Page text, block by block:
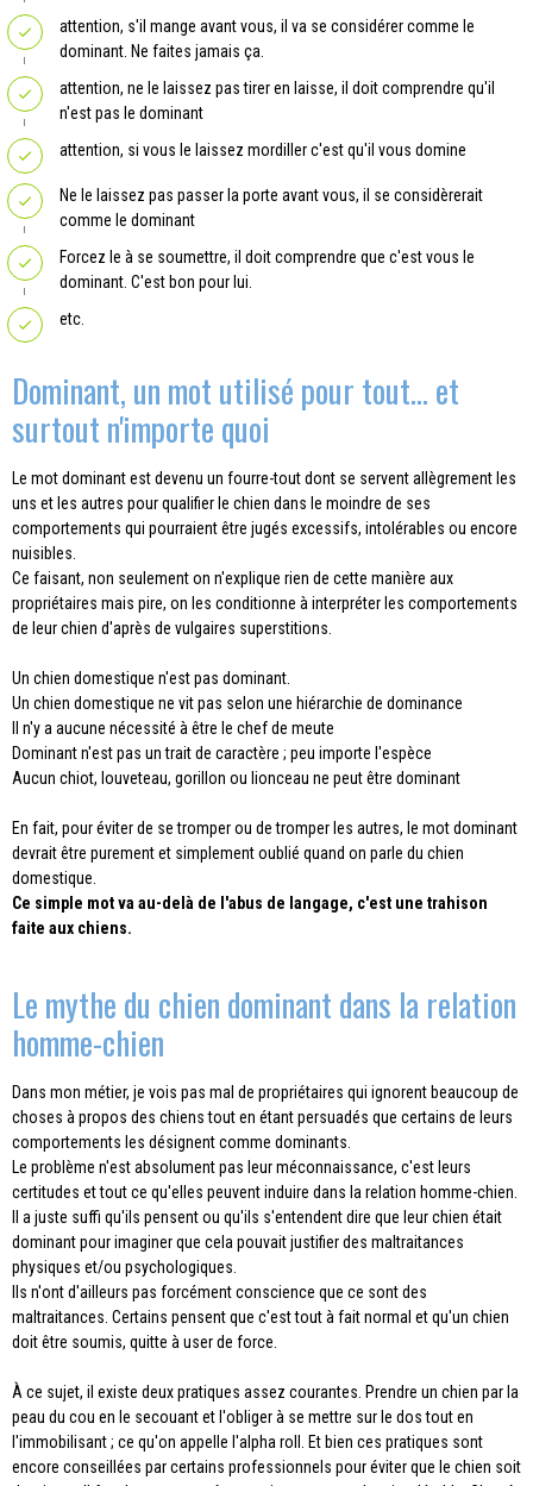
attention, s'il mange avant vous, il va se considérer comme le
dominant. Ne faites jamais ça.
attention, ne le laissez pas tirer en laisse, il doit comprendre qu'il
n'est pas le dominant
attention, si vous le laissez mordiller c'est qu'il vous domine
Ne le laissez pas passer la porte avant vous, il se considèrerait
comme le dominant
Forcez le à se soumettre, il doit comprendre que c'est vous le
dominant. C'est bon pour lui.
etc.
Dominant, un mot utilisé pour tout... et
surtout n'importe quoi
Le mot dominant est devenu un fourre-tout dont se servent allègrement les
uns et les autres pour qualifier le chien dans le moindre de ses
comportements qui pourraient être jugés excessifs, intolérables ou encore
nuisibles.
Ce faisant, non seulement on n'explique rien de cette manière aux
propriétaires mais pire, on les conditionne à interpréter les comportements
de leur chien d'après de vulgaires superstitions.
Un chien domestique n'est pas dominant.
Un chien domestique ne vit pas selon une hiérarchie de dominance
Il n'y a aucune nécessité à être le chef de meute
Dominant n'est pas un trait de caractère ; peu importe l'espèce
Aucun chiot, louveteau, gorillon ou lionceau ne peut être dominant
En fait, pour éviter de se tromper ou de tromper les autres, le mot dominant
devrait être purement et simplement oublié quand on parle du chien
domestique.
Ce simple mot va au-delà de l'abus de langage, c'est une trahison
faite aux chiens.
Le mythe du chien dominant dans la relation
homme-chien
Dans mon métier, je vois pas mal de propriétaires qui ignorent beaucoup de
choses à propos des chiens tout en étant persuadés que certains de leurs
comportements les désignent comme dominants.
Le problème n'est absolument pas leur méconnaissance, c'est leurs
certitudes et tout ce qu'elles peuvent induire dans la relation homme-chien.
Il a juste suffi qu'ils pensent ou qu'ils s'entendent dire que leur chien était
dominant pour imaginer que cela pouvait justifier des maltraitances
physiques et/ou psychologiques.
Ils n'ont d'ailleurs pas forcément conscience que ce sont des
maltraitances. Certains pensent que c'est tout à fait normal et qu'un chien
doit être soumis, quitte à user de force.
À ce sujet, il existe deux pratiques assez courantes. Prendre un chien par la
peau du cou en le secouant et l'obliger à se mettre sur le dos tout en
l'immobilisant ; ce qu'on appelle l'alpha roll. Et bien ces pratiques sont
encore conseillées par certains professionnels pour éviter que le chien soit